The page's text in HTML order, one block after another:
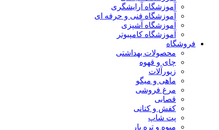
آموزشگاه آرایشگری
آموزشگاه فنی و حرفه ای
آموزشگاه آشپزی
آموزشگاه کامپیوتر
فروشگاه
محصولات بهداشتی
چای و قهوه
زیورآلات
ماهی و میگو
مرغ فروشی
قصابی
کفش و کتانی
پت شاپ
میوه و تره بار